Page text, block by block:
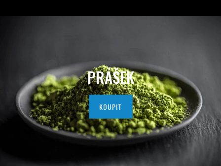
PRÁŠEK
KOUPIT